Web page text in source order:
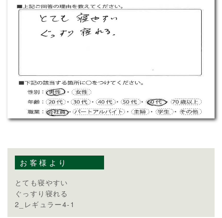
お客様より
とても寝やすい
ぐっすり寝れる
2_レギュラー4-1